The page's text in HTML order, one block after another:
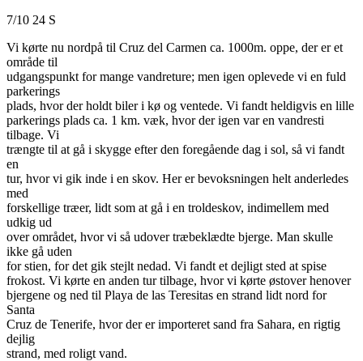
7/10 24 S
Vi kørte nu nordpå til Cruz del Carmen ca. 1000m. oppe, der er et
område til
udgangspunkt for mange vandreture; men igen oplevede vi en fuld
parkerings
plads, hvor der holdt biler i kø og ventede. Vi fandt heldigvis en lille
parkerings plads ca. 1 km. væk, hvor der igen var en vandresti
tilbage. Vi
trængte til at gå i skygge efter den foregående dag i sol, så vi fandt
en
tur, hvor vi gik inde i en skov. Her er bevoksningen helt anderledes
med
forskellige træer, lidt som at gå i en troldeskov, indimellem med
udkig ud
over området, hvor vi så udover træbeklædte bjerge. Man skulle
ikke gå uden
for stien, for det gik stejlt nedad. Vi fandt et dejligt sted at spise
frokost. Vi kørte en anden tur tilbage, hvor vi kørte østover henover
bjergene og ned til Playa de las Teresitas en strand lidt nord for
Santa
Cruz de Tenerife, hvor der er importeret sand fra Sahara, en rigtig
dejlig
strand, med roligt vand.